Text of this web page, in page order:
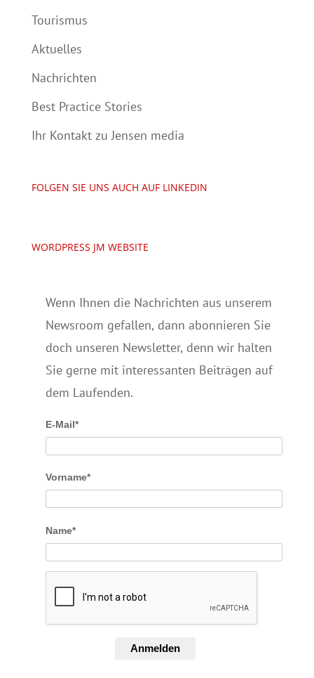
Tourismus
Aktuelles
Nachrichten
Best Practice Stories
Ihr Kontakt zu Jensen media
FOLGEN SIE UNS AUCH AUF LINKEDIN
WORDPRESS JM WEBSITE
Wenn Ihnen die Nachrichten aus unserem
Newsroom gefallen, dann abonnieren Sie
doch unseren Newsletter, denn wir halten
Sie gerne mit interessanten Beiträgen auf
dem Laufenden.
E-Mail*
Vorname*
Name*
Anmelden